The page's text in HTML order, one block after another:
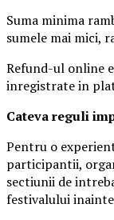
Suma minima
sumele mai mici,
Refund-ul online
inregistrate in
Cateva reguli
Pentru o
participantii,
sectiunii de
festivalului inainte